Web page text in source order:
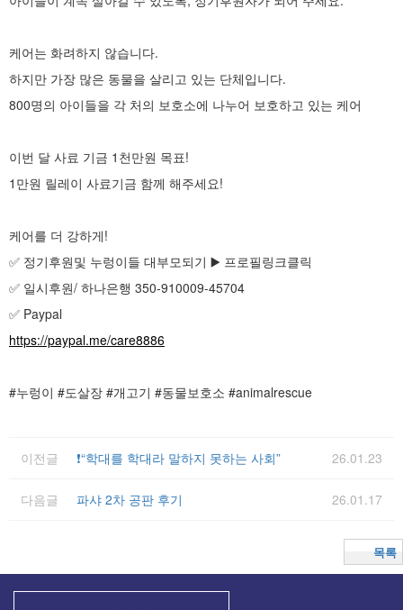
케어는 화려하지 않습니다.
하지만 가장 많은 동물을 살리고 있는 단체입니다.
800명의 아이들을 각 처의 보호소에 나누어 보호하고 있는 케어
이번 달 사료 기금 1천만원 목표!
1만원 릴레이 사료기금 함께 해주세요!
케어를 더 강하게!
✅ 정기후원및 누렁이들 대부모되기 ▶️ 프로필링크클릭
✅ 일시후원/ 하나은행 350-910009-45704
✅ Paypal
https://paypal.me/care8886
#누렁이 #도살장 #개고기 #동물보호소 #animalrescue
이전글 ❗️“학대를 학대라 말하지 못하는 사회” 26.01.23
다음글 파샤 2차 공판 후기 26.01.17
목록